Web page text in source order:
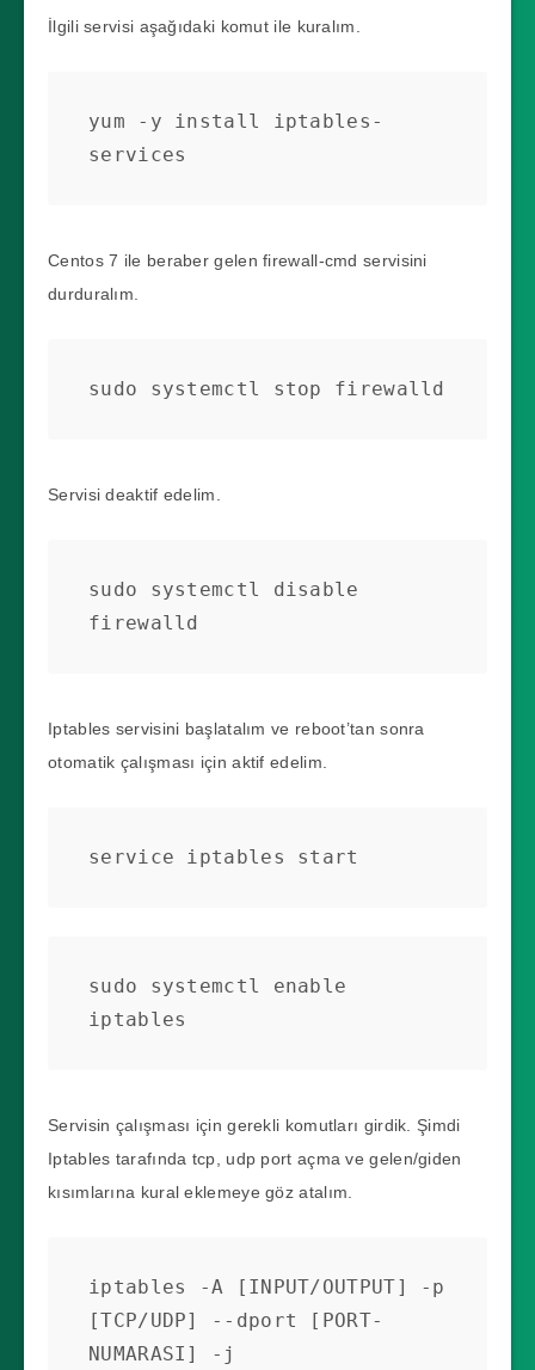
İlgili servisi aşağıdaki komut ile kuralım.
yum -y install iptables-
services
Centos 7 ile beraber gelen firewall-cmd servisini
durduralım.
sudo systemctl stop firewalld
Servisi deaktif edelim.
sudo systemctl disable
firewalld
Iptables servisini başlatalım ve reboot’tan sonra
otomatik çalışması için aktif edelim.
service iptables start
sudo systemctl enable
Servisin çalışması için gerekli komutları girdik. Şimdi
Iptables tarafında tcp, udp port açma ve gelen/giden
kısımlarına kural eklemeye göz atalım.
iptables -A [INPUT/OUTPUT] -p
[TCP/UDP] --dport [PORT-
NUMARASI] -j